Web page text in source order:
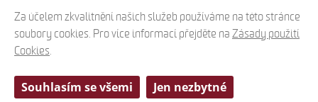
© 2012-2026 Divadlo na Vinohradech, design by Media Solution
Licence Creative Commons
- Uvedená práce (dílo) podléhá licenci
Za účelem zkvalitnění našich služeb používáme na této stránce
soubory cookies. Pro více informací přejděte na Zásady použití
Cookies.
Souhlasím se všemi Jen nezbytné